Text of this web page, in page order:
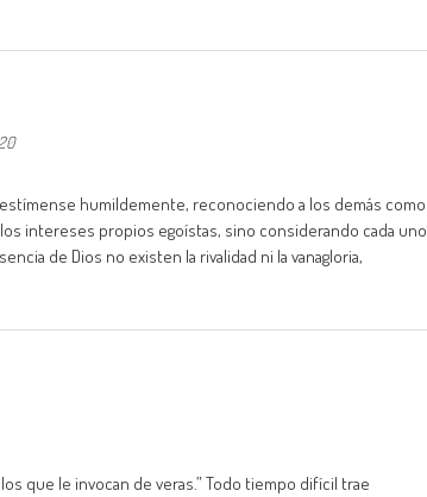
estímense humildemente, reconociendo a los demás como
intereses propios egoístas, sino considerando cada uno
de Dios no existen la rivalidad ni la vanagloria,
que le invocan de veras.” Todo tiempo difícil trae